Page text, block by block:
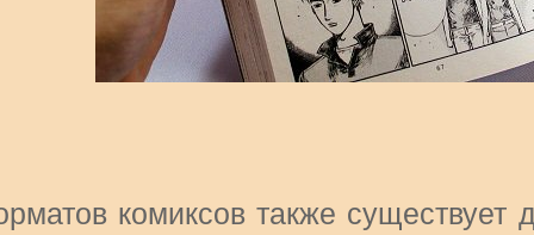
комиксов также существует